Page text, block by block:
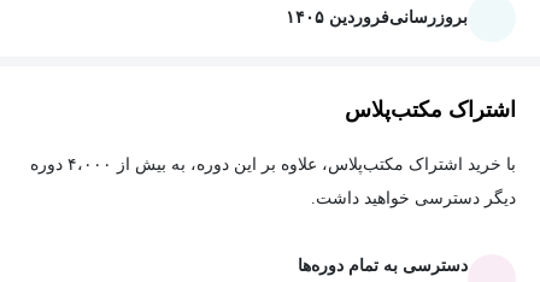
بروزرسانیفروردین ۱۴۰۵
اشتراک مکتب‌پلاس
با خرید اشتراک مکتب‌پلاس، علاوه بر این دوره، به بیش از ۴،۰۰۰ دوره
دیگر دسترسی خواهید داشت.
دسترسی به تمام دوره‌ها